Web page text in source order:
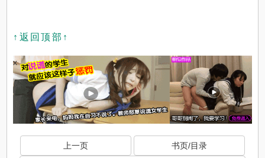
↑返回顶部↑
x
上一页 书页/目录